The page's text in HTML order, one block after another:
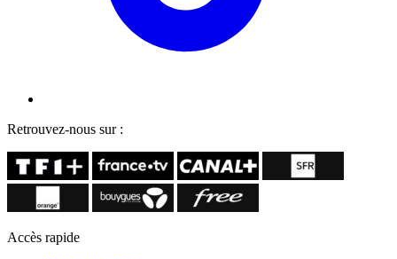
Retrouvez-nous sur :
Accès rapide